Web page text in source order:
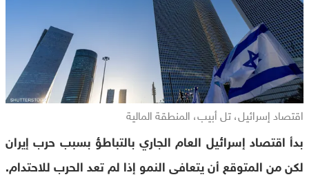
اقتصاد إسرائيل، تل أبيب، المنطقة المالية
بدأ اقتصاد إسرائيل العام الجاري بالتباطؤ بسبب حرب إيران
لكن من المتوقع أن يتعافى النمو إذا لم تعد الحرب للاحتدام.